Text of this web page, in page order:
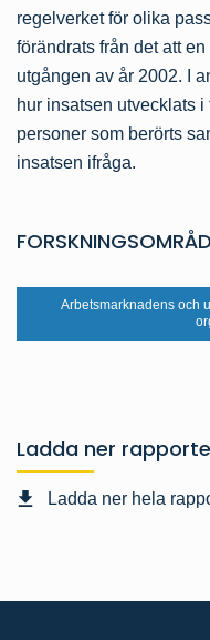
regelverket för olika
förändrats från det att en
utgången av år 2002. I
hur insatsen utvecklats
personer som berörts
insatsen ifråga.
Arbetsmarknadens och
Ladda ner
Ladda ner hela